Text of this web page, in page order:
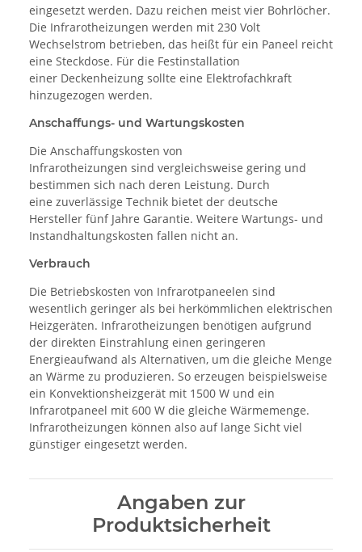
eingesetzt werden. Dazu reichen meist vier Bohrlöcher.
Die Infrarotheizungen werden mit 230 Volt
Wechselstrom betrieben, das heißt für ein Paneel reicht
eine Steckdose. Für die Festinstallation
einer Deckenheizung sollte eine Elektrofachkraft
hinzugezogen werden.
Anschaffungs- und Wartungskosten
Die Anschaffungskosten von
Infrarotheizungen sind vergleichsweise gering und
bestimmen sich nach deren Leistung. Durch
eine zuverlässige Technik bietet der deutsche
Hersteller fünf Jahre Garantie. Weitere Wartungs- und
Instandhaltungskosten fallen nicht an.
Verbrauch
Die Betriebskosten von Infrarotpaneelen sind
wesentlich geringer als bei herkömmlichen elektrischen
Heizgeräten. Infrarotheizungen benötigen aufgrund
der direkten Einstrahlung einen geringeren
Energieaufwand als Alternativen, um die gleiche Menge
an Wärme zu produzieren. So erzeugen beispielsweise
ein Konvektionsheizgerät mit 1500 W und ein
Infrarotpaneel mit 600 W die gleiche Wärmemenge.
Infrarotheizungen können also auf lange Sicht viel
günstiger eingesetzt werden.
Angaben zur
Produktsicherheit